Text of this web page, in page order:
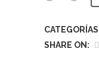
SHARE ON: